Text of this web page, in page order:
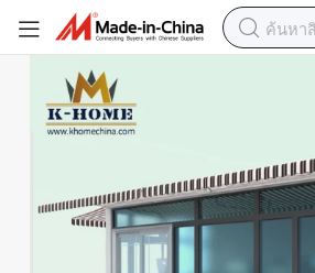
20FT ร้านกาแฟเคลื่อนที่สำหรับขาย